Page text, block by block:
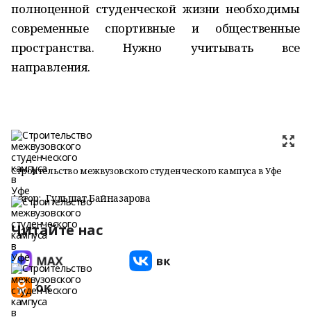
полноценной студенческой жизни необходимы
современные спортивные и общественные
пространства. Нужно учитывать все
направления.
Строительство межвузовского студенческого кампуса в Уфе
Автор: Гульшат Байназарова
Читайте нас